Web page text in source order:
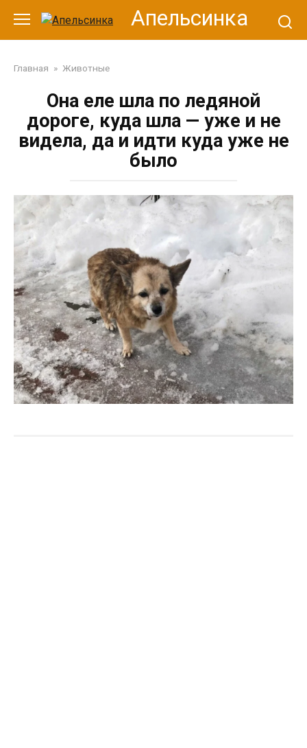
контенту
Апельсинка
Главная » Животные
Она еле шла по ледяной
дороге, куда шла — уже и не
видела, да и идти куда уже не
было